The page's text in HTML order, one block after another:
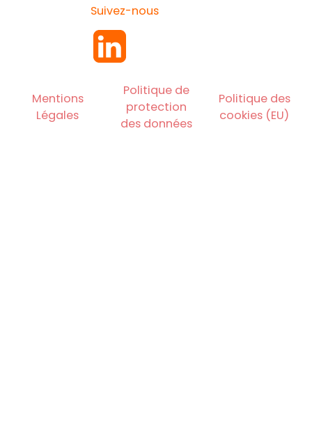
Suivez-nous
Mentions
Légales
Politique de
protection
des données
Politique des
cookies (EU)